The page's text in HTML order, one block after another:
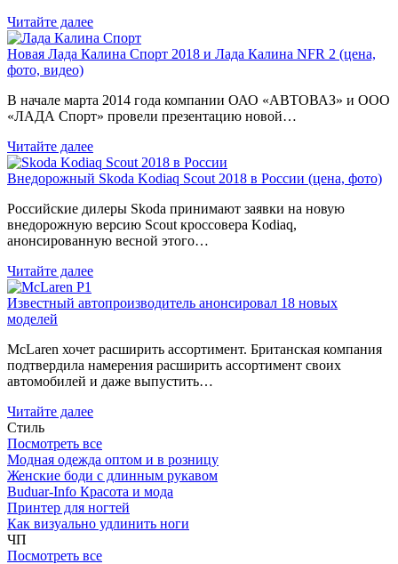
Читайте далее
Новая Лада Калина Спорт 2018 и Лада Калина NFR 2 (цена,
фото, видео)
В начале марта 2014 года компании ОАО «АВТОВАЗ» и ООО
«ЛАДА Спорт» провели презентацию новой…
Читайте далее
Внедорожный Skoda Kodiaq Scout 2018 в России (цена, фото)
Российские дилеры Skoda принимают заявки на новую
внедорожную версию Scout кроссовера Kodiaq,
анонсированную весной этого…
Читайте далее
Известный автопроизводитель анонсировал 18 новых
моделей
McLaren хочет расширить ассортимент. Британская компания
подтвердила намерения расширить ассортимент своих
автомобилей и даже выпустить…
Читайте далее
Стиль
Посмотреть все
Модная одежда оптом и в розницу
Женские боди с длинным рукавом
Buduar-Info Красота и мода
Принтер для ногтей
Как визуально удлинить ноги
ЧП
Посмотреть все